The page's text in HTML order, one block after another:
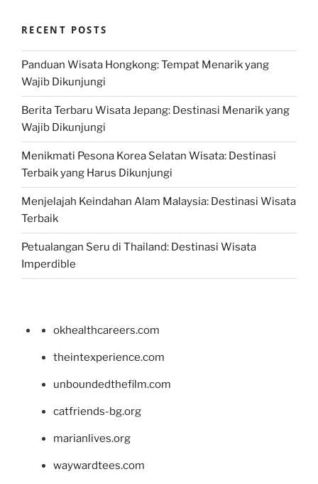
RECENT POSTS
Panduan Wisata Hongkong: Tempat Menarik yang
Wajib Dikunjungi
Berita Terbaru Wisata Jepang: Destinasi Menarik yang
Wajib Dikunjungi
Menikmati Pesona Korea Selatan Wisata: Destinasi
Terbaik yang Harus Dikunjungi
Menjelajah Keindahan Alam Malaysia: Destinasi Wisata
Terbaik
Petualangan Seru di Thailand: Destinasi Wisata
Imperdible
okhealthcareers.com
theintexperience.com
unboundedthefilm.com
catfriends-bg.org
marianlives.org
waywardtees.com